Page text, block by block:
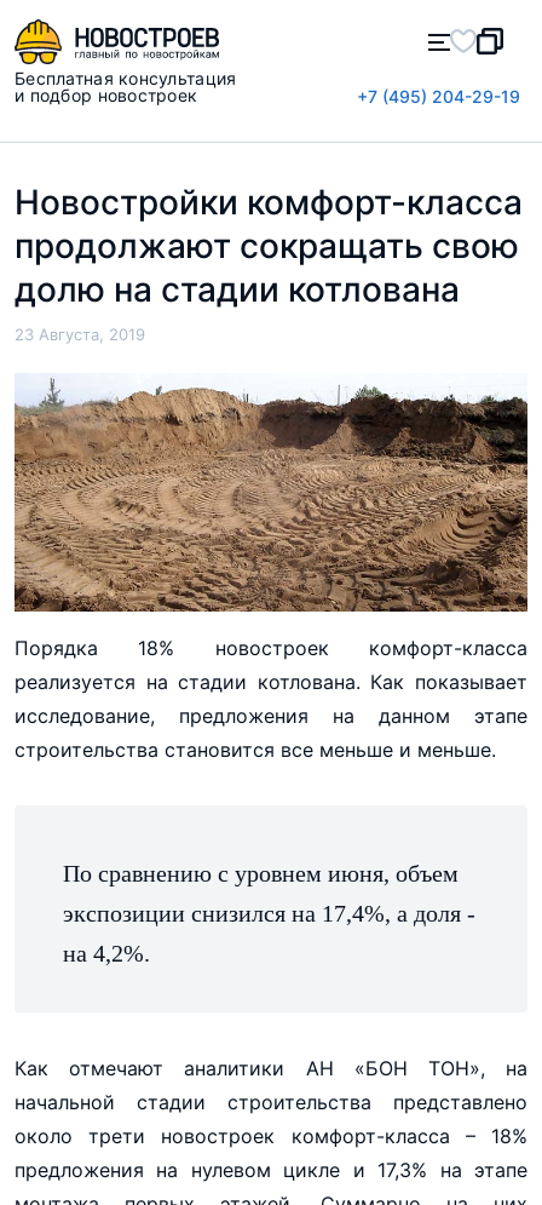
Бесплатная консультация
и подбор новостроек
+7 (495) 204-29-19
Новостройки комфорт-класса
продолжают сокращать свою
долю на стадии котлована
23 Августа, 2019
Порядка 18% новостроек комфорт-класса
реализуется на стадии котлована. Как показывает
исследование, предложения на данном этапе
строительства становится все меньше и меньше.
По сравнению с уровнем июня, объем
экспозиции снизился на 17,4%, а доля -
на 4,2%.
Как отмечают аналитики АН «БОН ТОН», на
начальной стадии строительства представлено
около трети новостроек комфорт-класса – 18%
предложения на нулевом цикле и 17,3% на этапе